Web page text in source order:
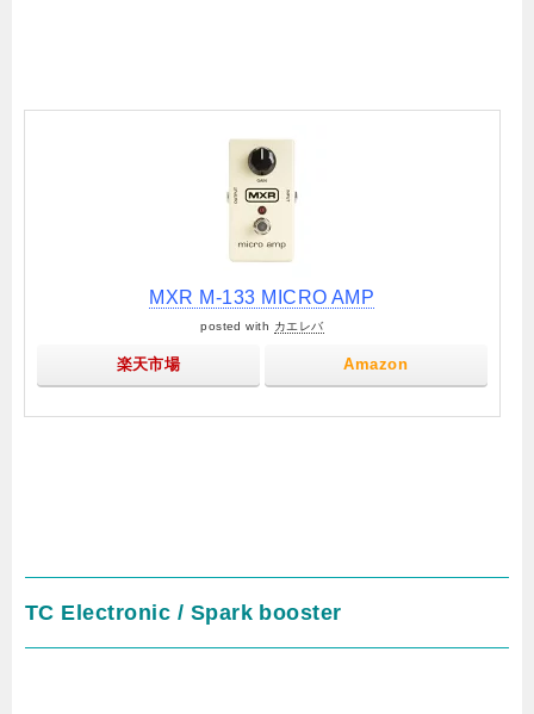
MXR M-133 MICRO AMP
posted with カエレバ
楽天市場 Amazon
TC Electronic / Spark booster